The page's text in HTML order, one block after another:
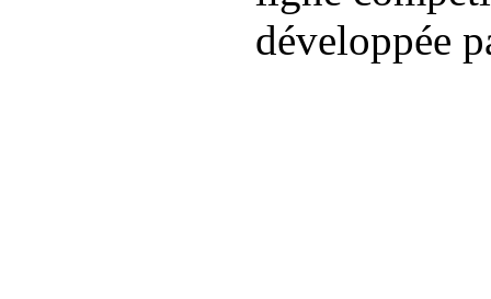
développée